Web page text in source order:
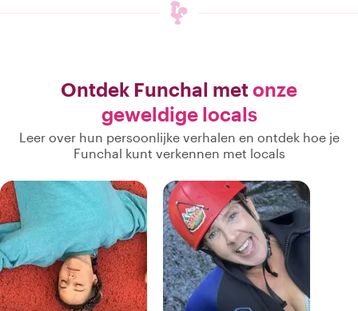
Ontdek Funchal metonze
geweldige locals
Leer over hun persoonlijke verhalen en ontdek hoe je
Funchal kunt verkennen met locals